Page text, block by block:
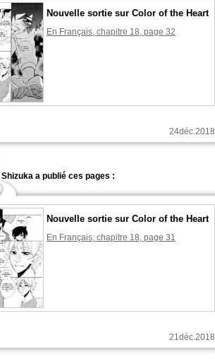
Nouvelle sortie sur Color of the Heart
En Français, chapitre 18, page 32
24déc.2018
Shizuka a publié ces pages :
Nouvelle sortie sur Color of the Heart
En Français, chapitre 18, page 31
21déc.2018